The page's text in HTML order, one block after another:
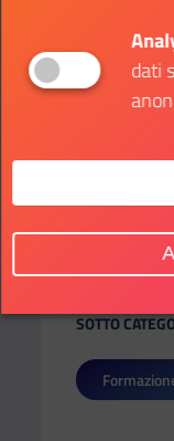
terranno le
Vuoi più
SOTTO
dati